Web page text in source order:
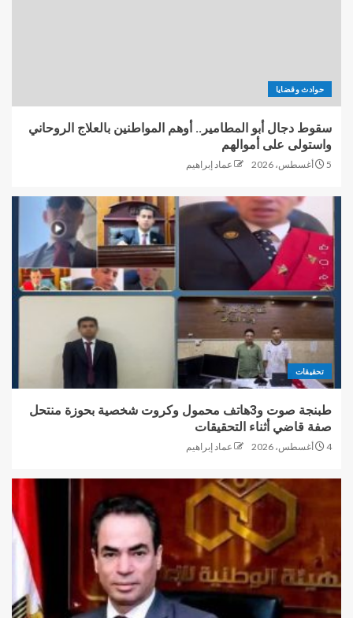
حوادث وقضايا
سقوط دجال أبو المطامير.. أوهم المواطنين بالعلاج الروحاني
واستولى على أموالهم
5 أغسطس، 2026 عماد إبراهيم
تحقيقات
طبنجة صوت و3هاتف محمول وكروت شخصية بحوزة منتحل
صفة قاضي أثناء التحقيقات
4 أغسطس، 2026 عماد إبراهيم